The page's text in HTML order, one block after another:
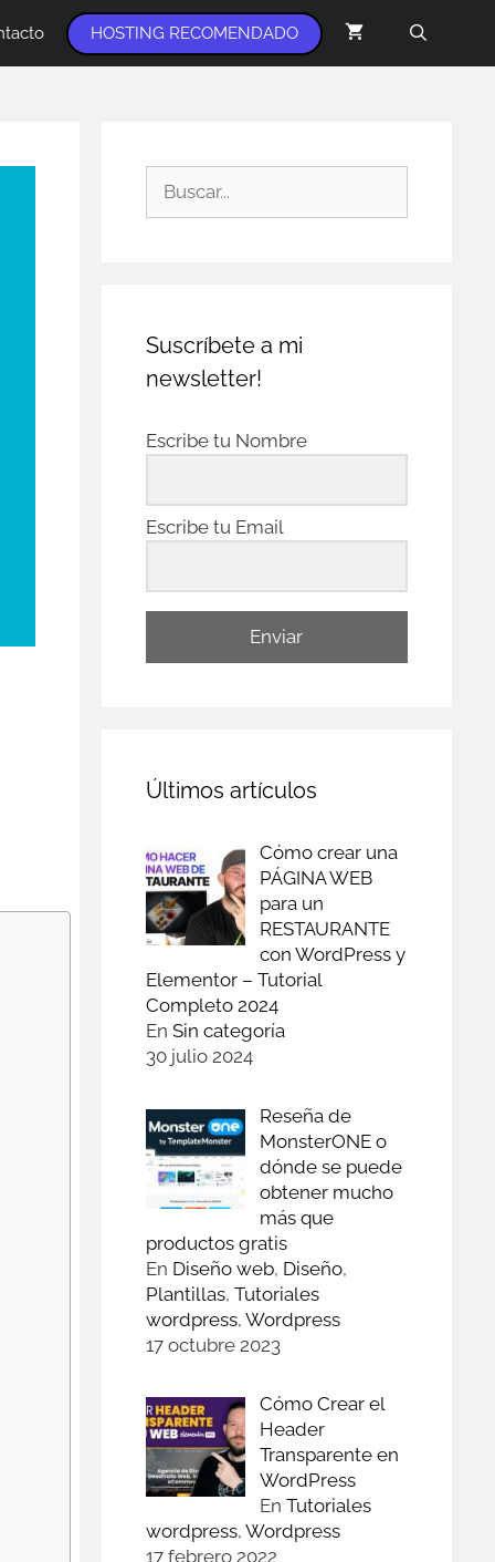
HOSTING RECOMENDADO
Suscríbete a mi
newsletter!
Escribe tu Nombre
Escribe tu Email
Enviar
Últimos artículos
Cómo crear una
PÁGINA WEB
para un
RESTAURANTE
con WordPress y
Elementor – Tutorial
Completo 2024
EnSin categoría
30 julio 2024
Reseña de
MonsterONE o
dónde se puede
obtener mucho
más que
productos gratis
En Diseño web, Diseño,
Plantillas,Tutoriales
wordpress,Wordpress
17 octubre 2023
Cómo Crear el
Header
Transparente en
WordPress
En Tutoriales
wordpress,Wordpress
17 febrero 2022